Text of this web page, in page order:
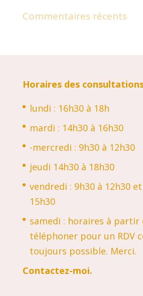
Commentaires récents
Horaires des
lundi : 16h30 à 18h
mardi : 14h30 à 16h30
-mercredi : 9h30 à 12h30
jeudi 14h30 à 18h30
vendredi : 9h30 à 12h30
15h30
samedi : horaires à partir
téléphoner pour un RDV
toujours possible. Merci.
Contactez-moi.